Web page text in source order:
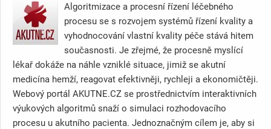
Algoritmizace a procesní řízení léčebného
procesu se s rozvojem systémů řízení kvality a
vyhodnocování vlastní kvality péče stává hitem
současnosti. Je zřejmé, že procesně myslící
lékař dokáže na náhle vzniklé situace, jimiž se akutní
medicína hemží, reagovat efektivněji, rychleji a ekonomičtěji.
Webový portál AKUTNE.CZ se prostřednictvím interaktivních
výukových algoritmů snaží o simulaci rozhodovacího
procesu u akutního pacienta. Jednoznačným cílem je, aby si